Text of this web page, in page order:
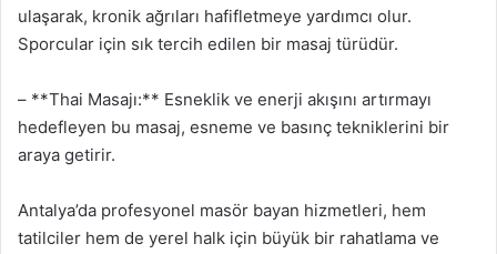
ulaşarak, kronik ağrıları hafifletmeye yardımcı olur.
Sporcular için sık tercih edilen bir masaj türüdür.
– **Thai Masajı:** Esneklik ve enerji akışını artırmayı
hedefleyen bu masaj, esneme ve basınç tekniklerini bir
araya getirir.
Antalya’da profesyonel masör bayan hizmetleri, hem
tatilciler hem de yerel halk için büyük bir rahatlama ve